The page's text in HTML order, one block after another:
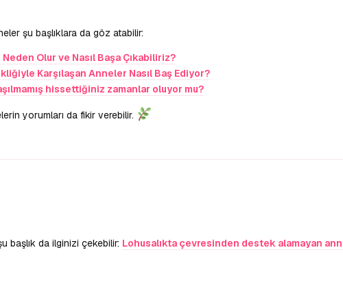
şu başlıklara da göz atabilir:
Olur ve Nasıl Başa Çıkabiliriz?
Karşılaşan Anneler Nasıl Baş Ediyor?
hissettiğiniz zamanlar oluyor mu?
yorumları da fikir verebilir.
başlık da ilginizi çekebilir: Lohusalıkta çevresinden destek alamayan